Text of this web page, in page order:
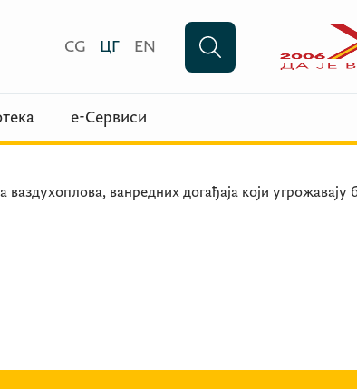
CG ЦГ EN
е-Сервиси
ванредних догађаја који угрожавају